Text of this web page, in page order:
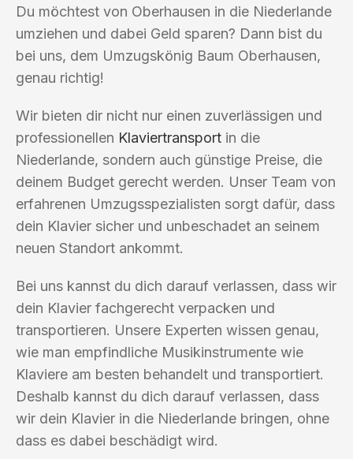
Du möchtest von Oberhausen in die Niederlande
umziehen und dabei Geld sparen? Dann bist du
bei uns, dem Umzugskönig Baum Oberhausen,
genau richtig!
Wir bieten dir nicht nur einen zuverlässigen und
professionellen Klaviertransport in die
Niederlande, sondern auch günstige Preise, die
deinem Budget gerecht werden. Unser Team von
erfahrenen Umzugsspezialisten sorgt dafür, dass
dein Klavier sicher und unbeschadet an seinem
neuen Standort ankommt.
Bei uns kannst du dich darauf verlassen, dass wir
dein Klavier fachgerecht verpacken und
transportieren. Unsere Experten wissen genau,
wie man empfindliche Musikinstrumente wie
Klaviere am besten behandelt und transportiert.
Deshalb kannst du dich darauf verlassen, dass
wir dein Klavier in die Niederlande bringen, ohne
dass es dabei beschädigt wird.